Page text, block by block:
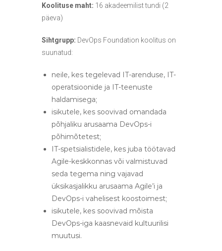
Koolituse maht: 16 akadeemilist tundi (2
päeva)
Sihtgrupp: DevOps Foundation koolitus on
suunatud:
neile, kes tegelevad IT-arenduse, IT-
operatsioonide ja IT-teenuste
haldamisega;
isikutele, kes soovivad omandada
põhjaliku arusaama DevOps-i
põhimõtetest;
IT-spetsialistidele, kes juba töötavad
Agile-keskkonnas või valmistuvad
seda tegema ning vajavad
üksikasjalikku arusaama Agile’i ja
DevOps-i vahelisest koostoimest;
isikutele, kes soovivad mõista
DevOps-iga kaasnevaid kultuurilisi
muutusi.